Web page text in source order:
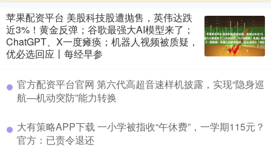
苹果配资平台 美股科技股遭抛售，英伟达跌
近3%！黄金反弹；谷歌最强大AI模型来了；
ChatGPT、X一度瘫痪；机器人视频被质疑，
优必选回应丨每经早参
官方配资平台官网 第六代高超音速样机披露，实现“隐身巡
航—机动突防”能力转换
大有策略APP下载 一小学被指收“午休费”，一学期115元？
官方：已责令退还